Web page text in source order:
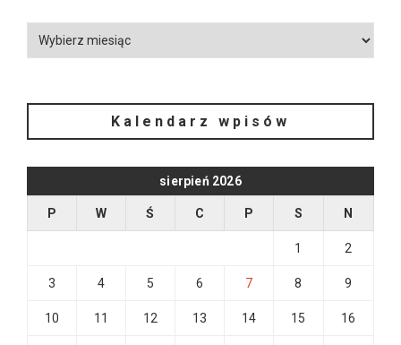
Kalendarz wpisów
sierpień 2026
P W Ś C P S N
1 2
3 4 5 6 7 8 9
10 11 12 13 14 15 16